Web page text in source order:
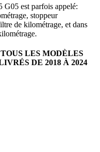
est parfois appelé:
stoppeur
de kilométrage, et dans
LES MODÈLES
DE 2018 À 2024